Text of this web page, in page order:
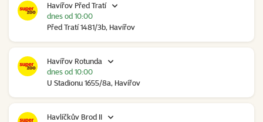
Havířov Před Tratí
Před Tratí 1481/3b, Havířov
dnes od 10:00
Havířov Rotunda
U Stadionu 1655/8a, Havířov
dnes od 10:00
Havlíčkův Brod II